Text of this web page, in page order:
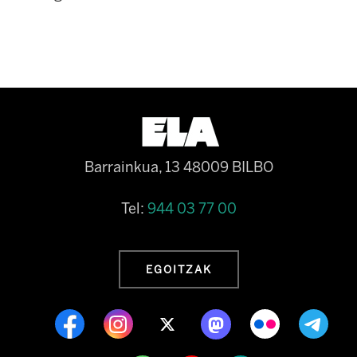
Barrainkua, 13 48009 BILBO
Tel: 944 03 77 00
EGOITZAK